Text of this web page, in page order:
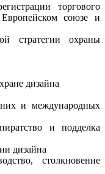
торгового
союзе и
стратегии охраны
дизайна
и международных
и подделка
дизайна
столкновение